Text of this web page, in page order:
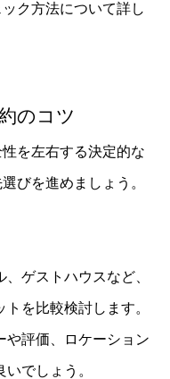
ク方法について詳し
のコツ
を左右する決定的な
びを進めましょう。
ゲストハウスなど、
を比較検討します。
や評価、ロケーション
でしょう。